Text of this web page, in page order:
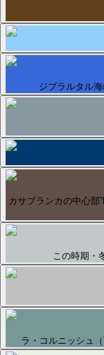
ジブラルタル
カサブランカの中心部
この時期・
ラ・コルニッシュ